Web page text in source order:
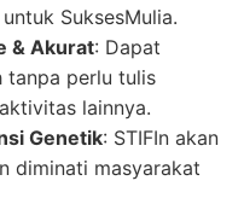
SuksesMulia.
& Akurat: Dapat
tanpa perlu tulis
lainnya.
Genetik: STIFIn akan
diminati masyarakat